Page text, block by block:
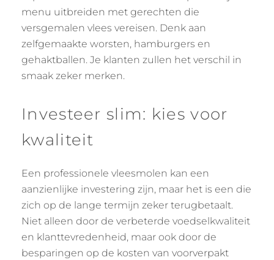
menu uitbreiden met gerechten die
versgemalen vlees vereisen. Denk aan
zelfgemaakte worsten, hamburgers en
gehaktballen. Je klanten zullen het verschil in
smaak zeker merken.
Investeer slim: kies voor
kwaliteit
Een professionele vleesmolen kan een
aanzienlijke investering zijn, maar het is een die
zich op de lange termijn zeker terugbetaalt.
Niet alleen door de verbeterde voedselkwaliteit
en klanttevredenheid, maar ook door de
besparingen op de kosten van voorverpakt